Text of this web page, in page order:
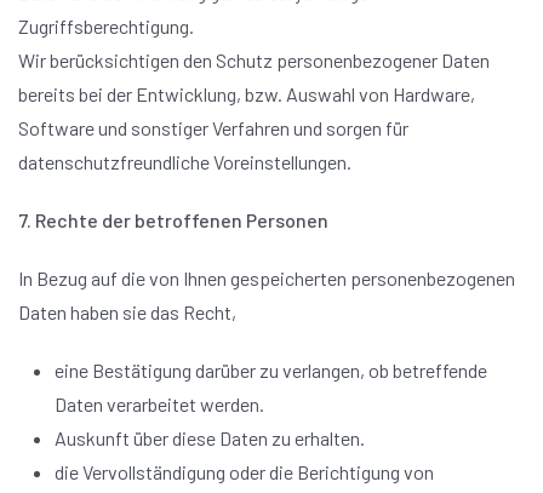
Zugriffsberechtigung.
Wir berücksichtigen den Schutz personenbezogener Daten
bereits bei der Entwicklung, bzw. Auswahl von Hardware,
Software und sonstiger Verfahren und sorgen für
datenschutzfreundliche Voreinstellungen.
7. Rechte der betroffenen Personen
In Bezug auf die von Ihnen gespeicherten personenbezogenen
Daten haben sie das Recht,
eine Bestätigung darüber zu verlangen, ob betreffende
Daten verarbeitet werden.
Auskunft über diese Daten zu erhalten.
die Vervollständigung oder die Berichtigung von